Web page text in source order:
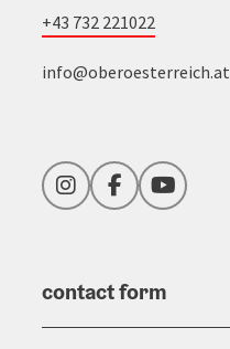
+43 732 221022
info@oberoesterreich.at
InstagramFacebookYouTube
contact form